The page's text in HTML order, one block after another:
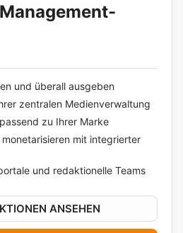
und überall ausgeben
zentralen Medienverwaltung
zu Ihrer Marke
mit integrierter
und redaktionelle Teams
ANSEHEN